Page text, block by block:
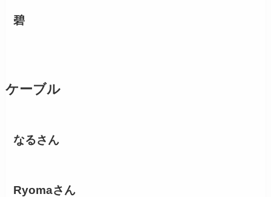
碧
ケーブル
なるさん
Ryomaさん